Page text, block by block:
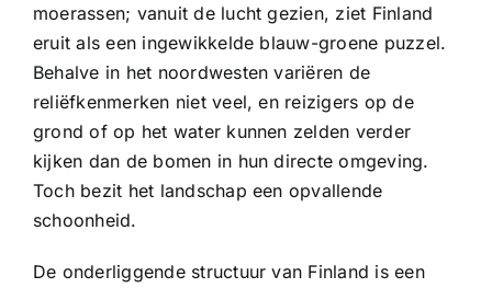
moerassen; vanuit de lucht gezien, ziet Finland
eruit als een ingewikkelde blauw-groene puzzel.
Behalve in het noordwesten variëren de
reliëfkenmerken niet veel, en reizigers op de
grond of op het water kunnen zelden verder
kijken dan de bomen in hun directe omgeving.
Toch bezit het landschap een opvallende
schoonheid.
De onderliggende structuur van Finland is een